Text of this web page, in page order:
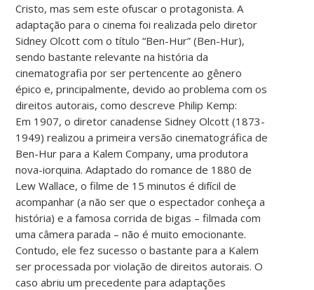
Cristo, mas sem este ofuscar o protagonista. A
adaptação para o cinema foi realizada pelo diretor
Sidney Olcott com o título “Ben-Hur” (Ben-Hur),
sendo bastante relevante na história da
cinematografia por ser pertencente ao gênero
épico e, principalmente, devido ao problema com os
direitos autorais, como descreve Philip Kemp:
Em 1907, o diretor canadense Sidney Olcott (1873-
1949) realizou a primeira versão cinematográfica de
Ben-Hur para a Kalem Company, uma produtora
nova-iorquina. Adaptado do romance de 1880 de
Lew Wallace, o filme de 15 minutos é difícil de
acompanhar (a não ser que o espectador conheça a
história) e a famosa corrida de bigas – filmada com
uma câmera parada – não é muito emocionante.
Contudo, ele fez sucesso o bastante para a Kalem
ser processada por violação de direitos autorais. O
caso abriu um precedente para adaptações